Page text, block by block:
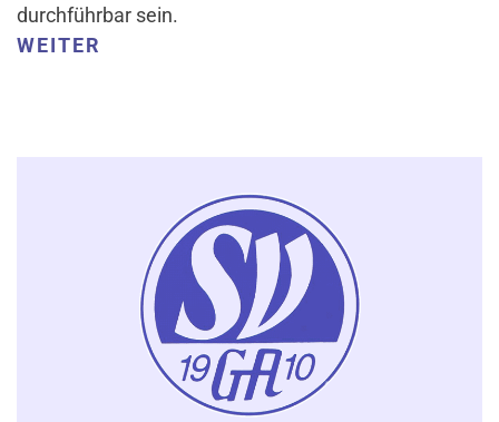
durchführbar sein.
WEITER